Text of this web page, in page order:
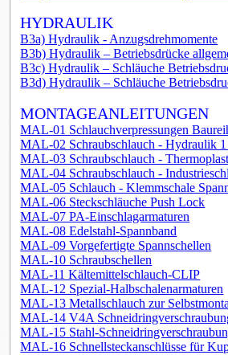
HYDRAULIK
B3a) Hydraulik - Anzugsdrehmomente
B3b) Hydraulik – Betriebsdrücke
B3c) Hydraulik – Schläuche
B3d) Hydraulik – Schläuche
MONTAGEANLEITUNGEN
MAL-01 Schlauchverpressungen
MAL-02 Schraubschlauch - Hydraulik
MAL-03 Schraubschlauch -
MAL-04 Schraubschlauch -
MAL-05 Schlauch - Klemmschale
MAL-06 Steckschläuche Push Lock
MAL-07 PA-Einschlagarmaturen
MAL-08 Edelstahl-Spannband
MAL-09 Vorgefertigte Spannschellen
MAL-10 Schraubschellen
MAL-11 Kältemittelschlauch-CLIP
MAL-12 Spezial-Halbschalenarmaturen
MAL-13 Metallschlauch zur
MAL-14 V4A
MAL-15 Stahl-
MAL-16 Schnellsteckanschlüsse für